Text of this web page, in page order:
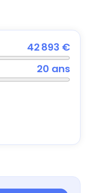
42 893 €
20 ans